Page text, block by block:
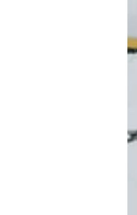
Обращения граждан